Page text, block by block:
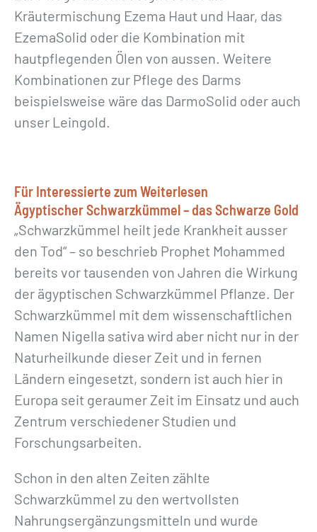
Kräutermischung Ezema Haut und Haar, das
EzemaSolid oder die Kombination mit
hautpflegenden Ölen von aussen. Weitere
Kombinationen zur Pflege des Darms
beispielsweise wäre das DarmoSolid oder auch
unser Leingold.
Für Interessierte zum Weiterlesen
Ägyptischer Schwarzkümmel – das Schwarze Gold
„Schwarzkümmel heilt jede Krankheit ausser
den Tod“ – so beschrieb Prophet Mohammed
bereits vor tausenden von Jahren die Wirkung
der ägyptischen Schwarzkümmel Pflanze. Der
Schwarzkümmel mit dem wissenschaftlichen
Namen Nigella sativa wird aber nicht nur in der
Naturheilkunde dieser Zeit und in fernen
Ländern eingesetzt, sondern ist auch hier in
Europa seit geraumer Zeit im Einsatz und auch
Zentrum verschiedener Studien und
Forschungsarbeiten.
Schon in den alten Zeiten zählte
Schwarzkümmel zu den wertvollsten
Nahrungsergänzungsmitteln und wurde